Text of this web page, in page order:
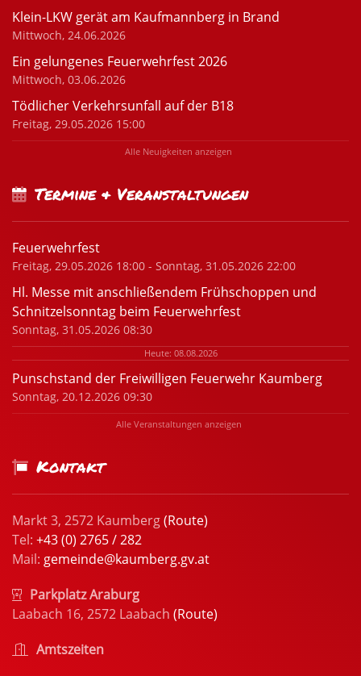
Klein-LKW gerät am Kaufmannberg in Brand
Mittwoch, 24.06.2026
Ein gelungenes Feuerwehrfest 2026
Mittwoch, 03.06.2026
Tödlicher Verkehrsunfall auf der B18
Freitag, 29.05.2026 15:00
Alle Neuigkeiten anzeigen
Termine & Veranstaltungen
Feuerwehrfest
Freitag, 29.05.2026 18:00 - Sonntag, 31.05.2026 22:00
Hl. Messe mit anschließendem Frühschoppen und
Schnitzelsonntag beim Feuerwehrfest
Sonntag, 31.05.2026 08:30
Heute: 08.08.2026
Punschstand der Freiwilligen Feuerwehr Kaumberg
Sonntag, 20.12.2026 09:30
Alle Veranstaltungen anzeigen
Kontakt
Markt 3, 2572 Kaumberg(Route)
Tel: +43 (0) 2765 / 282
Mail: gemeinde@kaumberg.gv.at
Parkplatz Araburg
Laabach 16, 2572 Laabach (Route)
Amtszeiten